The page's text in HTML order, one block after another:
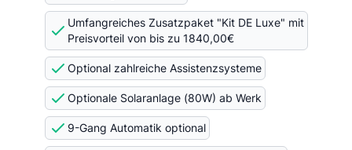
Umfangreiches Zusatzpaket "Kit DE Luxe" mit
Preisvorteil von bis zu 1840,00€
Optional zahlreiche Assistenzsysteme
Optionale Solaranlage (80W) ab Werk
9-Gang Automatik optional